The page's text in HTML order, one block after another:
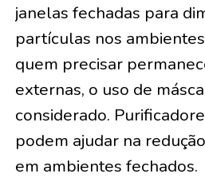
janelas fechadas para
partículas nos
quem precisar
externas, o uso de
considerado.
podem ajudar na
em ambientes fechados.